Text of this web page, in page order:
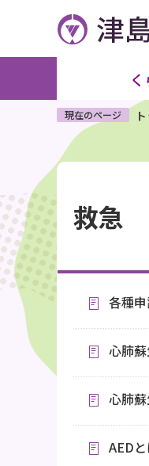
ペ
ジ
す
く
現在のページ
文
こ
こ
か
ら
救急
各種
心肺
心肺
AED